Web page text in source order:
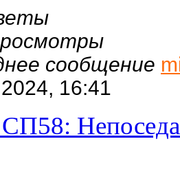
сообщение
16:41
СП58: